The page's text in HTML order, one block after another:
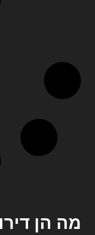
מה הן